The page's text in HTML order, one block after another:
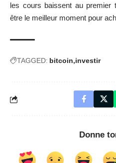
les cours baissent au premier
être le meilleur moment pour
TAGGED: bitcoin investir
Donne